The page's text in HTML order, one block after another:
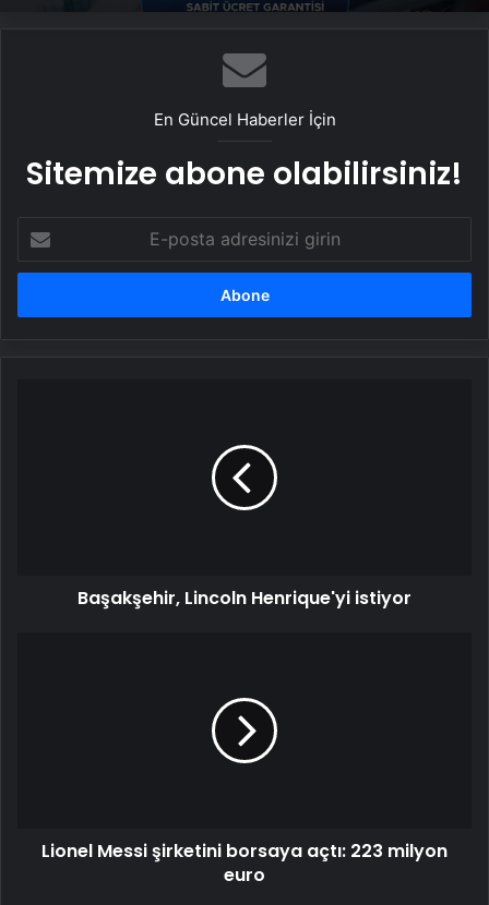
En Güncel Haberler İçin
Sitemize abone olabilirsiniz!
posta
adresinizi
Başakşehir, Lincoln Henrique'yi istiyor
Lionel Messi şirketini borsaya açtı: 223 milyon
euro